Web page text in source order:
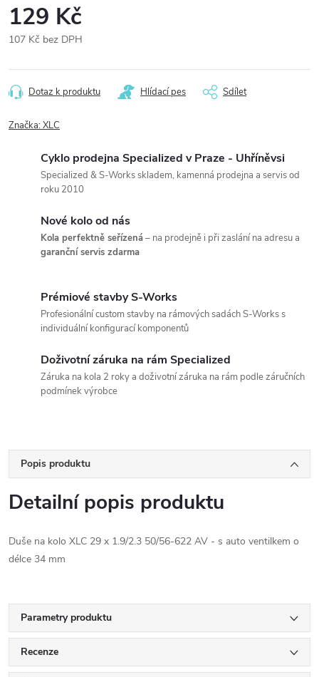
129 Kč
107 Kč bez DPH
cena:
Dotaz k produktu Hlídací pes Sdílet
Značka:XLC
Cyklo prodejna Specialized v Praze - Uhříněvsi
Specialized & S-Works skladem, kamenná prodejna a servis od
roku 2010
Nové kolo od nás
Kola perfektně seřízená– na prodejně i při zaslání na adresu a
garanční servis zdarma
Prémiové stavby S-Works
Profesionální custom stavby na rámových sadách S-Works s
individuální konfigurací komponentů
Doživotní záruka na rám Specialized
Záruka na kola 2 roky a doživotní záruka na rám podle záručních
podmínek výrobce
Popis produktu
Detailní popis produktu
Duše na kolo XLC 29 x 1.9/2.3 50/56-622 AV - s auto ventilkem o
délce 34 mm
Parametry produktu
Recenze